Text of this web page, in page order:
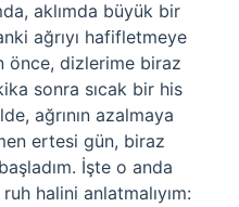
aklımda büyük bir
ağrıyı hafifletmeye
önce, dizlerime biraz
sonra sıcak bir his
ağrının azalmaya
ertesi gün, biraz
İşte o anda
halini anlatmalıyım: